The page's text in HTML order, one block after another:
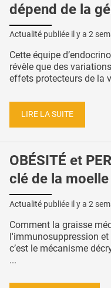
dépend de la
Actualité publiée il y a 2
Cette équipe
révèle que des
effets protecteurs de la
LIRE LA SUITE
OBÉSITÉ et
clé de la
Actualité publiée il y a 2
Comment la graisse
l'immunosuppression et
c’est le mécanisme
...